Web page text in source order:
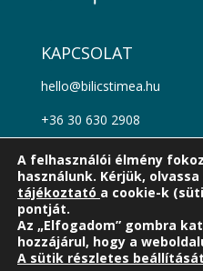
KAPCSOLAT
hello@bilicstimea.hu
+36 30 630 2908
Kövess a facebookon!
Kövess az instagramon!
A felhasználói élmény
használunk. Kérjük, olvassa
tájékoztató a cookie-k
pontját.
Az „Elfogadom” gombra
hozzájárul, hogy a
A sütik részletes